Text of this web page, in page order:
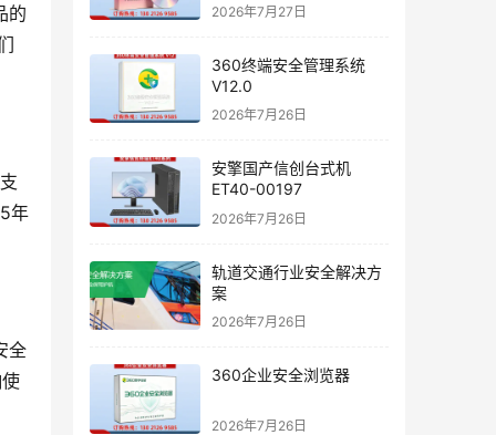
的
年
全
2026年7月27日
360终端安全管理系统
V12.0
2026年7月26日
安擎国产信创台式机
ET40-00197
2026年7月26日
轨道交通行业安全解决方
案
2026年7月26日
360企业安全浏览器
2026年7月26日